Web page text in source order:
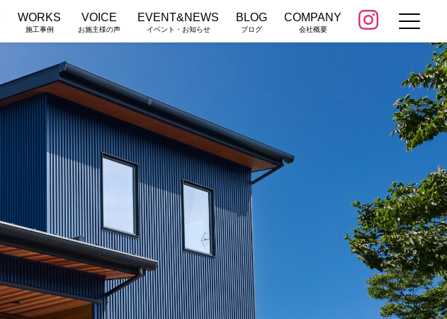
WORKS
施工事例
VOICE
お施主様の声
EVENT&NEWS
イベント・お知らせ
BLOG
ブログ
COMPANY
会社概要